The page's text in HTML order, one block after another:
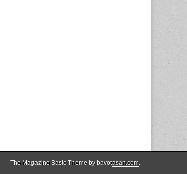
The Magazine Basic Theme bybavotasan.com.